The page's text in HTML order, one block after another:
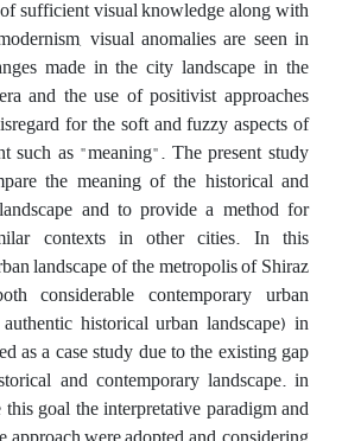
sufficient visual knowledge along with
visual anomalies are seen in
made in the city landscape in the
and the use of positivist approaches
for the soft and fuzzy aspects of
such as "meaning". The present study
the meaning of the historical and
and to provide a method for
contexts in other cities. In this
landscape of the metropolis of Shiraz
considerable contemporary urban
historical urban landscape) in
as a case study due to the existing gap
and contemporary landscape. in
goal the interpretative paradigm and